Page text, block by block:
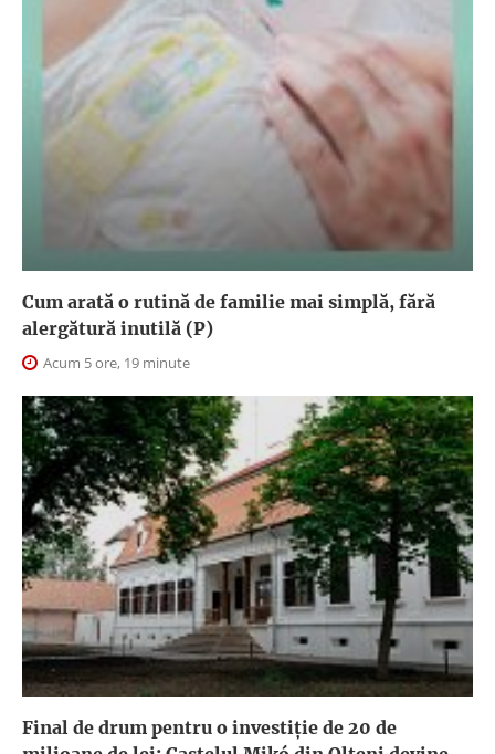
Cum arată o rutină de familie mai simplă, fără
alergătură inutilă (P)
Acum 5 ore, 19 minute
Final de drum pentru o investiție de 20 de